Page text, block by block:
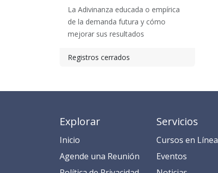
La Adivinanza educada o empírica
de la demanda futura y cómo
mejorar sus resultados
Registros cerrados
Explorar
Inicio
​​​​​​​​​​​​​​​​​​​​​​​​​​​​A​gend​e ​u​na​ Reunión​
Servicios
​​​​​​​​​C​​ur​sos en​ ​L​í​ne​a​
​​E​​​​​v​ent​os​​​